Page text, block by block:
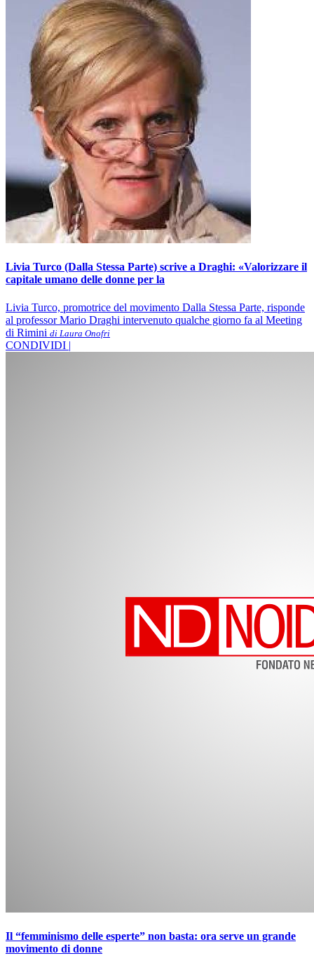
Livia Turco (Dalla Stessa Parte) scrive a Draghi: «Valorizzare il
capitale umano delle donne per la
Livia Turco, promotrice del movimento Dalla Stessa Parte, risponde
al professor Mario Draghi intervenuto qualche giorno fa al Meeting
di Rimini di Laura Onofri
CONDIVIDI |
Il “femminismo delle esperte” non basta: ora serve un grande
movimento di donne